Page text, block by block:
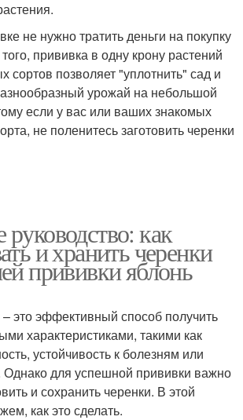
не нужно тратить деньги на покупку
прививка в одну крону растений
сортов позволяет "уплотнить" сад и
урожай на небольшой
если у вас или ваших знакомых
не поленитесь заготовить черенки
как
и хранить черенки
прививки яблонь
это эффективный способ получить
характеристиками, такими как
устойчивость к болезням или
Однако для успешной прививки важно
и сохранить черенки. В этой
как это сделать.